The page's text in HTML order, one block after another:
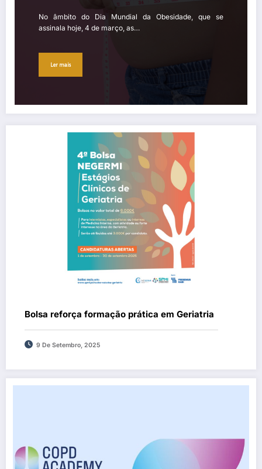
No âmbito do Dia Mundial da Obesidade, que se
assinala hoje, 4 de março, as…
Ler mais
Bolsa reforça formação prática em Geriatria
9 De Setembro, 2025